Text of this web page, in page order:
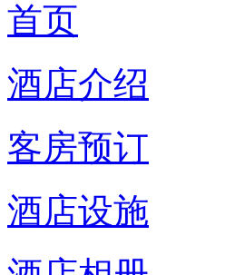
首页
酒店介绍
客房预订
酒店设施